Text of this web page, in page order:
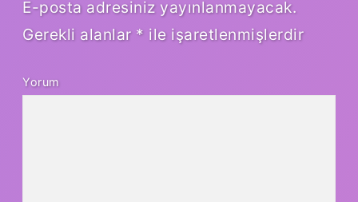
E-posta adresiniz yayınlanmayacak.
Gerekli alanlar * ile işaretlenmişlerdir
Yorum